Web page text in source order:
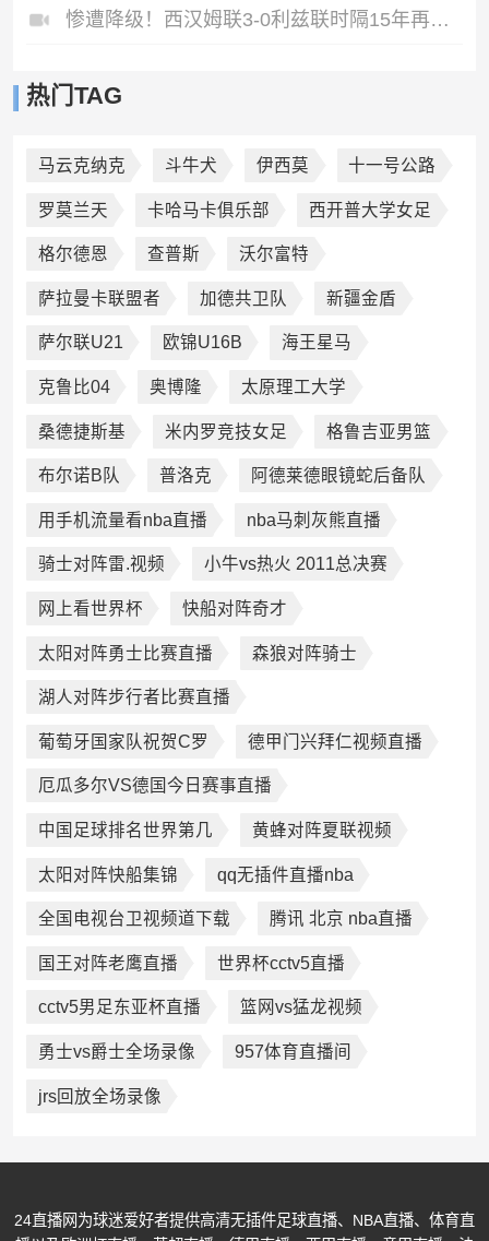
惨遭降级！西汉姆联3-0利兹联时隔15年再度降级至英冠
热门TAG
马云克纳克 斗牛犬 伊西莫 十一号公路
罗莫兰天 卡哈马卡俱乐部 西开普大学女足
格尔德恩 查普斯 沃尔富特
萨拉曼卡联盟者 加德共卫队 新疆金盾
萨尔联U21 欧锦U16B 海王星马
克鲁比04 奥博隆 太原理工大学
桑德捷斯基 米内罗竞技女足 格鲁吉亚男篮
布尔诺B队 普洛克 阿德莱德眼镜蛇后备队
用手机流量看nba直播 nba马刺灰熊直播
骑士对阵雷.视频 小牛vs热火 2011总决赛
网上看世界杯 快船对阵奇才
太阳对阵勇士比赛直播 森狼对阵骑士
湖人对阵步行者比赛直播
葡萄牙国家队祝贺C罗 德甲门兴拜仁视频直播
厄瓜多尔VS德国今日赛事直播
中国足球排名世界第几 黄蜂对阵夏联视频
太阳对阵快船集锦 qq无插件直播nba
全国电视台卫视频道下载 腾讯 北京 nba直播
国王对阵老鹰直播 世界杯cctv5直播
cctv5男足东亚杯直播 篮网vs猛龙视频
勇士vs爵士全场录像 957体育直播间
jrs回放全场录像
24直播网为球迷爱好者提供高清无插件足球直播、NBA直播、体育直